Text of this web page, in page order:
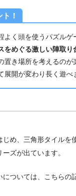
！
よく頭を使うパズルゲ
をめぐる激しい陣取り
置き場所を考えるのが
開が変わり長く遊べ
め、三角形タイルを
ズが出ています。
ついては、こちらの